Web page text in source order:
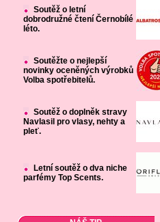
Soutěž o letní
dobrodružné čtení Černobílé
léto.
Soutěžte o nejlepší
novinky oceněných výrobků
Volba spotřebitelů.
Soutěž o doplněk stravy
Navlasil pro vlasy, nehty a
pleť.
Letní soutěž o dva niche
parfémy Top Scents.